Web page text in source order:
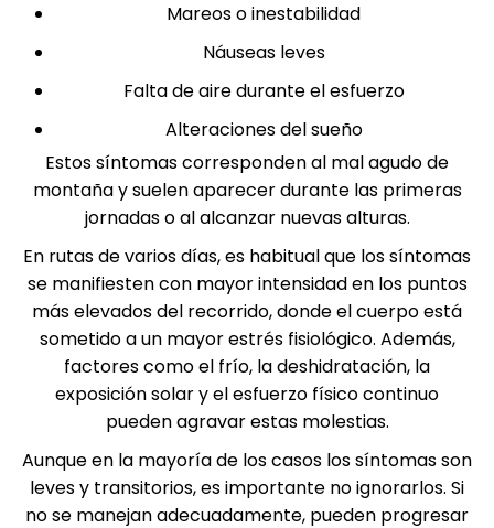
Mareos o inestabilidad
Náuseas leves
Falta de aire durante el esfuerzo
Alteraciones del sueño
Estos síntomas corresponden al mal agudo de
montaña y suelen aparecer durante las primeras
jornadas o al alcanzar nuevas alturas.
En rutas de varios días, es habitual que los síntomas
se manifiesten con mayor intensidad en los puntos
más elevados del recorrido, donde el cuerpo está
sometido a un mayor estrés fisiológico. Además,
factores como el frío, la deshidratación, la
exposición solar y el esfuerzo físico continuo
pueden agravar estas molestias.
Aunque en la mayoría de los casos los síntomas son
leves y transitorios, es importante no ignorarlos. Si
no se manejan adecuadamente, pueden progresar